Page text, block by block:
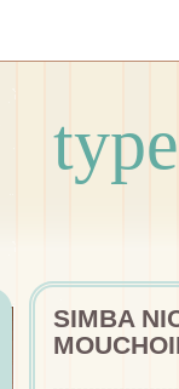
type
SIMBA